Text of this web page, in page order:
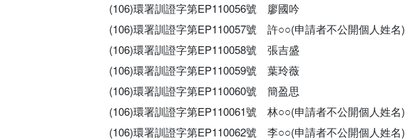
(106)環署訓證字第EP110056號 廖國吟
(106)環署訓證字第EP110057號 許○○(申請者不公開個人姓名)
(106)環署訓證字第EP110058號 張吉盛
(106)環署訓證字第EP110059號 葉玲薇
(106)環署訓證字第EP110060號 簡盈思
(106)環署訓證字第EP110061號 林○○(申請者不公開個人姓名)
(106)環署訓證字第EP110062號 李○○(申請者不公開個人姓名)